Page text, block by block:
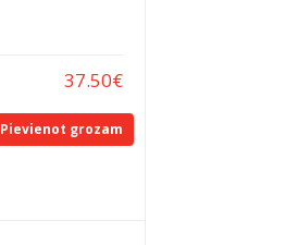
37.50€
Pievienot grozam